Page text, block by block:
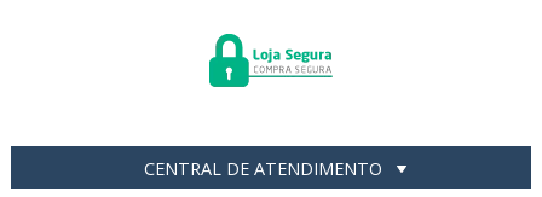
CENTRAL DE ATENDIMENTO